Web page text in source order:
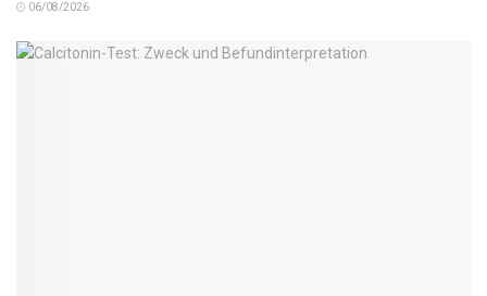
06/08/2026